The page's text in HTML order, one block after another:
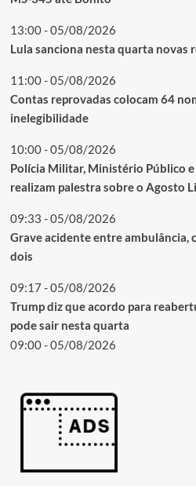
13:00 - 05/08/2026
Lula sanciona nesta quarta novas
11:00 - 05/08/2026
Contas reprovadas colocam 64
inelegibilidade
10:00 - 05/08/2026
Polícia Militar, Ministério Público
realizam palestra sobre o Agosto
09:33 - 05/08/2026
Grave acidente entre ambulância,
dois
09:17 - 05/08/2026
Trump diz que acordo para
pode sair nesta quarta
09:00 - 05/08/2026